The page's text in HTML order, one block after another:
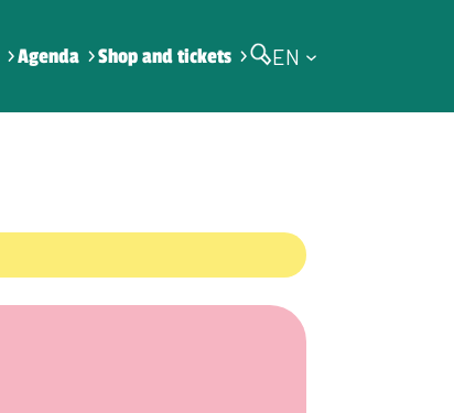
Agenda Shop and tickets EN